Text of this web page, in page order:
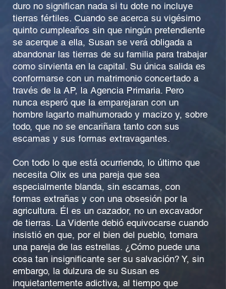
duro no significan nada si tu dote no incluye
tierras fértiles. Cuando se acerca su vigésimo
quinto cumpleaños sin que ningún pretendiente
se acerque a ella, Susan se verá obligada a
abandonar las tierras de su familia para trabajar
como sirvienta en la capital. Su única salida es
conformarse con un matrimonio concertado a
través de la AP, la Agencia Primaria. Pero
nunca esperó que la emparejaran con un
hombre lagarto malhumorado y macizo y, sobre
todo, que no se encariñara tanto con sus
escamas y sus formas extravagantes.
Con todo lo que está ocurriendo, lo último que
necesita Olix es una pareja que sea
especialmente blanda, sin escamas, con
formas extrañas y con una obsesión por la
agricultura. Él es un cazador, no un excavador
de tierras. La Vidente debió equivocarse cuando
insistió en que, por el bien del pueblo, tomara
una pareja de las estrellas. ¿Cómo puede una
cosa tan insignificante ser su salvación? Y, sin
embargo, la dulzura de su Susan es
inquietantemente adictiva, al tiempo que